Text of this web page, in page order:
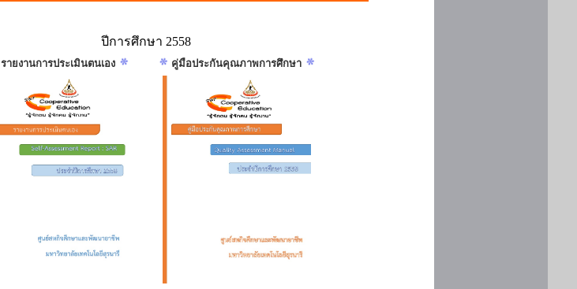
ปีการศึกษา 2558
รายงานการประเมินตนเอง คู่มือประกันคุณภาพการศึกษา